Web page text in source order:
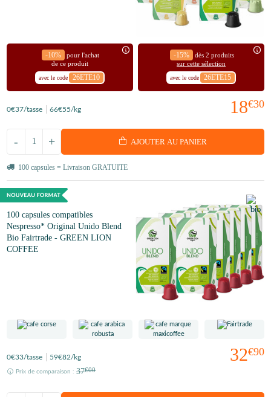
-10%
pour l'achat
de ce produit
avec le code 26ETE10
-15%
dès 2 produits
sur cette sélection
avec le code 26ETE15
18€30
0€37/tasse 66€55/kg
+
- AJOUTER AU PANIER
100 capsules = Livraison GRATUITE
100 capsules compatibles
Nespresso* Original Unido Blend
Bio Fairtrade - GREEN LION
COFFEE
32€90
0€33/tasse 59€82/kg
Prix de comparaison : 37€00